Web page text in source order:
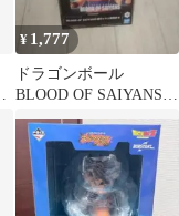
¥ 1,777
ドラゴンボール
BLOOD OF SAIYANS
超サイヤ人孫悟空